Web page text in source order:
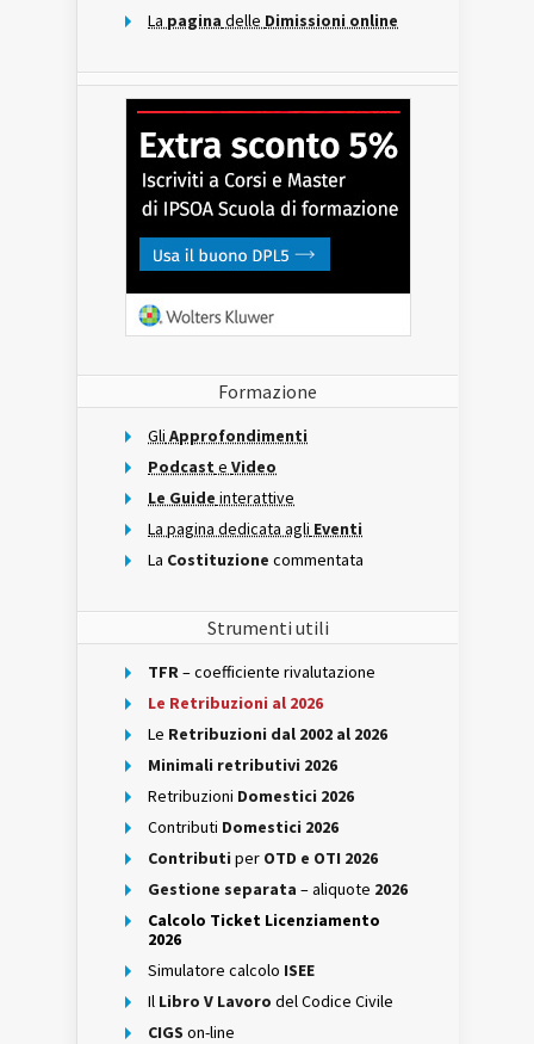
La pagina delle Dimissioni online
Formazione
Gli Approfondimenti
Podcast e Video
Le Guide interattive
La pagina dedicata agli Eventi
La Costituzione commentata
Strumenti utili
TFR– coefficiente rivalutazione
Le Retribuzioni al 2026
Le Retribuzioni dal 2002 al 2026
Minimali retributivi 2026
Retribuzioni Domestici 2026
Contributi Domestici 2026
Contributi per OTD e OTI 2026
Gestione separata – aliquote 2026
Calcolo Ticket Licenziamento
2026
Simulatore calcolo ISEE
Il Libro V Lavoro del Codice Civile
CIGS on-line